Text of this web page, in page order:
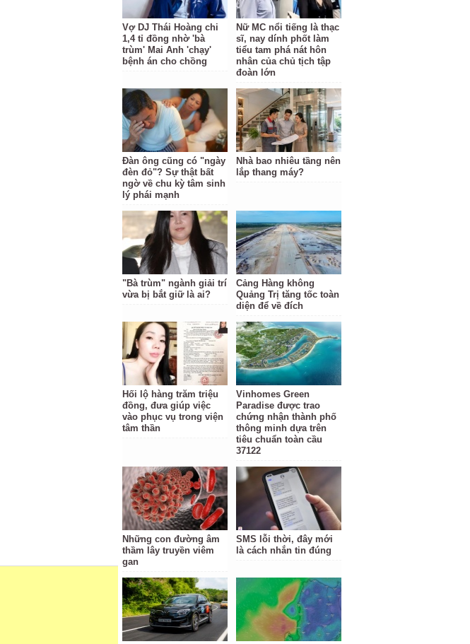
Vợ DJ Thái Hoàng chi
1,4 tỉ đồng nhờ 'bà
trùm' Mai Anh 'chạy'
bệnh án cho chồng
Nữ MC nổi tiếng là thạc
sĩ, nay dính phốt làm
tiểu tam phá nát hôn
nhân của chủ tịch tập
đoàn lớn
Đàn ông cũng có "ngày
đèn đỏ"? Sự thật bất
ngờ về chu kỳ tâm sinh
lý phái mạnh
Nhà bao nhiêu tầng nên
lắp thang máy?
"Bà trùm" ngành giải trí
vừa bị bắt giữ là ai?
Cảng Hàng không
Quảng Trị tăng tốc toàn
diện để về đích
Hối lộ hàng trăm triệu
đồng, đưa giúp việc
vào phục vụ trong viện
tâm thần
Vinhomes Green
Paradise được trao
chứng nhận thành phố
thông minh dựa trên
tiêu chuẩn toàn cầu
37122
Những con đường âm
thầm lây truyền viêm
gan
SMS lỗi thời, đây mới
là cách nhắn tin đúng